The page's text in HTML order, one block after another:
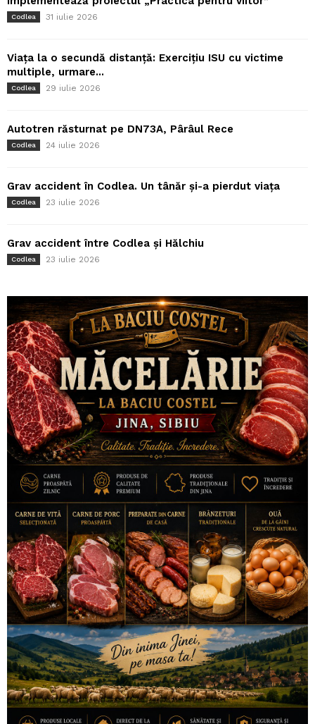
Codlea 31 iulie 2026
Viața la o secundă distanță: Exercițiu ISU cu victime
multiple, urmare...
Codlea 29 iulie 2026
Autotren răsturnat pe DN73A, Pârâul Rece
Codlea 24 iulie 2026
Grav accident în Codlea. Un tânăr și-a pierdut viața
Codlea 23 iulie 2026
Grav accident între Codlea și Hălchiu
Codlea 23 iulie 2026